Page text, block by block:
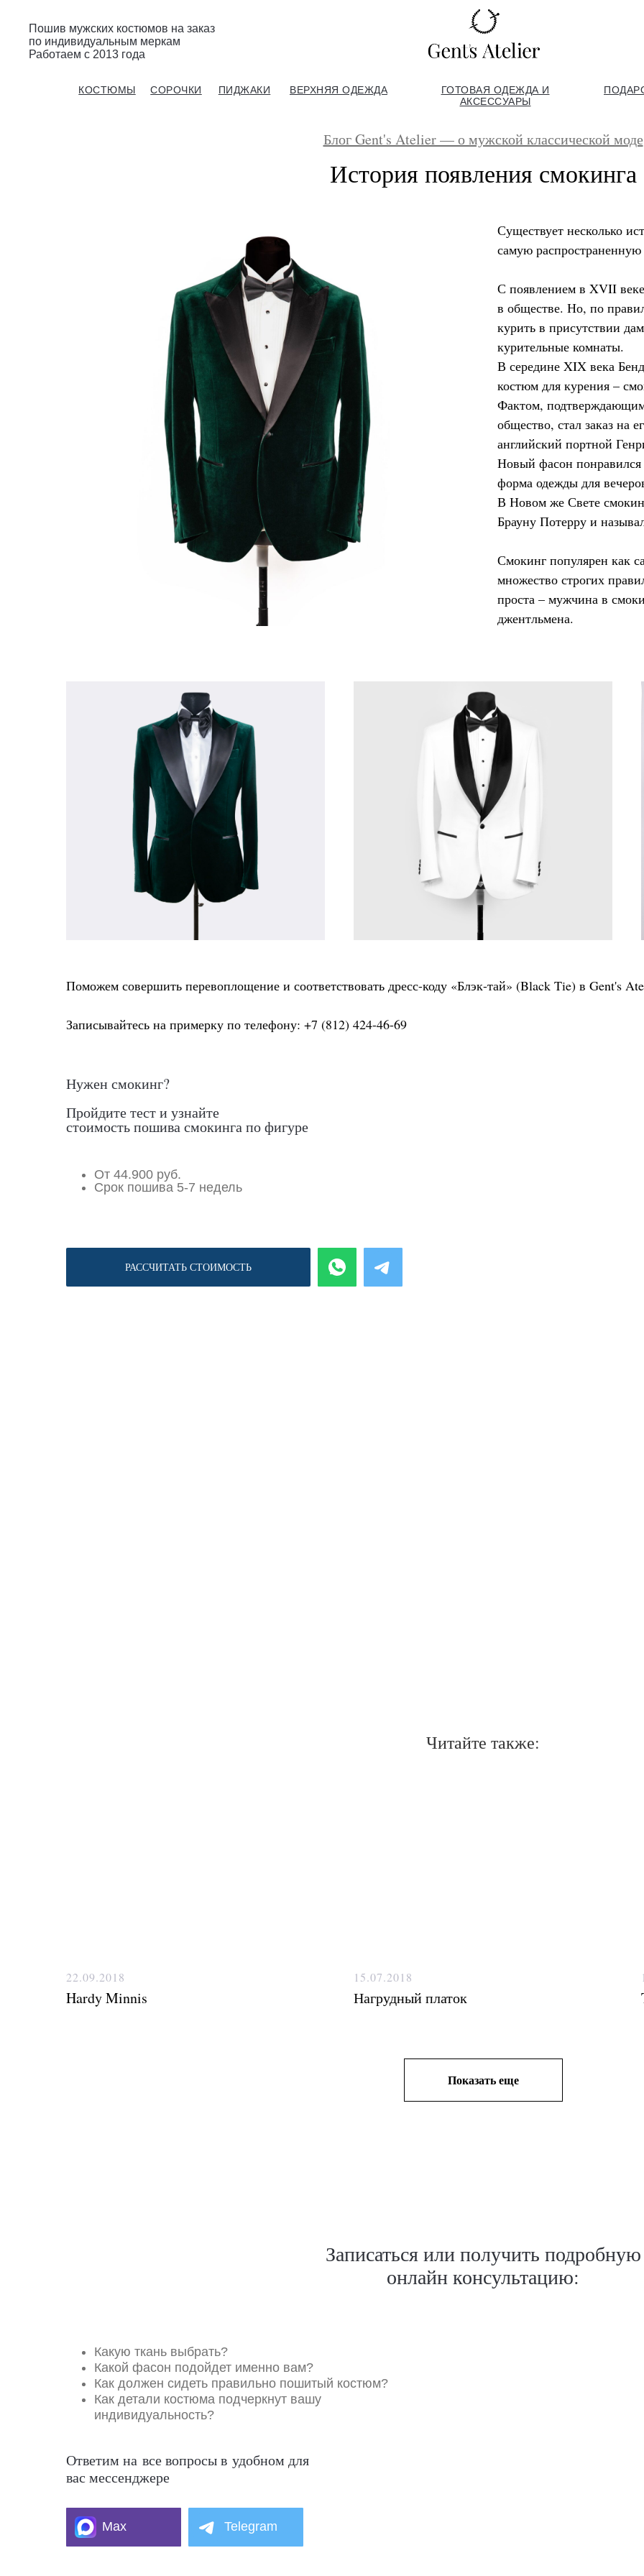
КОСТЮМЫ СОРОЧКИ
Пошив мужских костюмов на заказ
по индивидуальным меркам
Работаем с 2013 года
ПИДЖАКИ ВЕРХНЯЯ ОДЕЖДА
ГОТОВАЯ ОДЕЖДА И
АКСЕССУАРЫ
Gent’s Atelier / ИП Вдовичев Вячеслав Витальевич
Блог Gent's Atelier — о мужской классической моде
История появления смокинга
Существует несколько
самую
С появлением в XVII
в обществе. Но, по
курить в присутствии
курительные комнаты.
В середине XIX века
костюм для курения –
Фактом,
общество, стал заказ на
английский портной
Новый фасон
форма одежды для
В Новом же Свете
Брауну Потерру и
Смокинг популярен как
множество строгих
проста – мужчина в
джентльмена.
Поможем совершить перевоплощение и соответствовать дресс-коду «Блэк-тай» (Black Tie) в Gent's
Записывайтесь на примерку по телефону: +7 (812) 424-46-69
От 44.900 руб.
Срок пошива 5-7 недель
Нужен смокинг?
Пройдите тест и узнайте
стоимость пошива смокинга по фигуре
РАССЧИТАТЬ СТОИМОСТЬ
Читайте также:
22.09.2018
Hardy Minnis
15.07.2018
Нагрудный платок
Показать еще
Записаться или получить подробную
онлайн консультацию:
Какую ткань выбрать?
Какой фасон подойдет именно вам?
Как должен сидеть правильно пошитый костюм?
Как детали костюма подчеркнут вашу
индивидуальность?
Ответим на все вопросы в удобном для
вас мессенджере
Max Telegram